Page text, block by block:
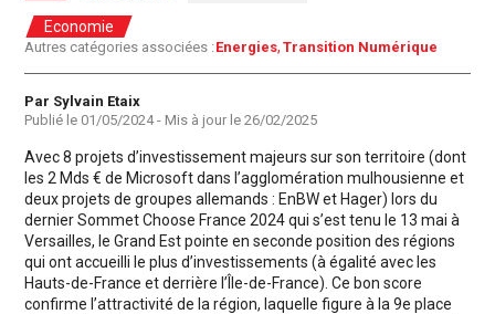
Economie
Autres catégories associées : Energies Transition Numérique
Auteur
Par Sylvain Etaix
Publié le 01/05/2024- Mis à jour le 26/02/2025
Avec 8 projets d’investissement majeurs sur son territoire (dont
les 2 Mds € de Microsoft dans l’agglomération mulhousienne et
deux projets de groupes allemands : EnBW et Hager) lors du
dernier Sommet Choose France 2024 qui s’est tenu le 13 mai à
Versailles, le Grand Est pointe en seconde position des régions
qui ont accueilli le plus d’investissements (à égalité avec les
Hauts-de-France et derrière l’Île-de-France). Ce bon score
confirme l’attractivité de la région, laquelle figure à la 9e place